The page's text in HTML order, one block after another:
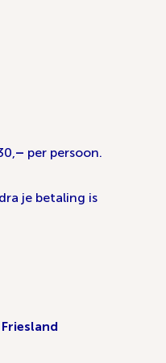
– per persoon.
je betaling is